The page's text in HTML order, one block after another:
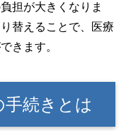
担が大きくなりま
替えることで、医療
きます。
続きとは